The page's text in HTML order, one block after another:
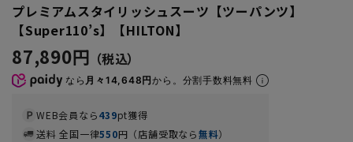
プレミアムスタイリッシュスーツ【ツーパンツ】
【Super110’s】【HILTON】
87,890円
なら 月々14,648円から。分割手数料無料
WEB会員なら439pt獲得
送料 全国一律550円（店舗受取なら無料）